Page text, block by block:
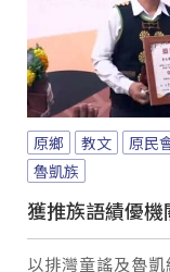
原鄉 教文 原民
魯凱族
獲推族語績優
以排灣童謠及魯